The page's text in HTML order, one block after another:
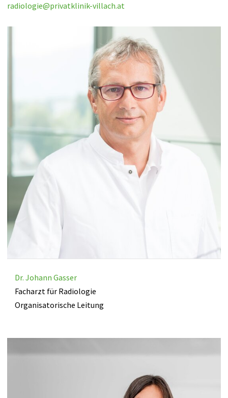
radiologie@privatklinik-villach.at
Dr. Johann Gasser
Facharzt für Radiologie
Organisatorische Leitung